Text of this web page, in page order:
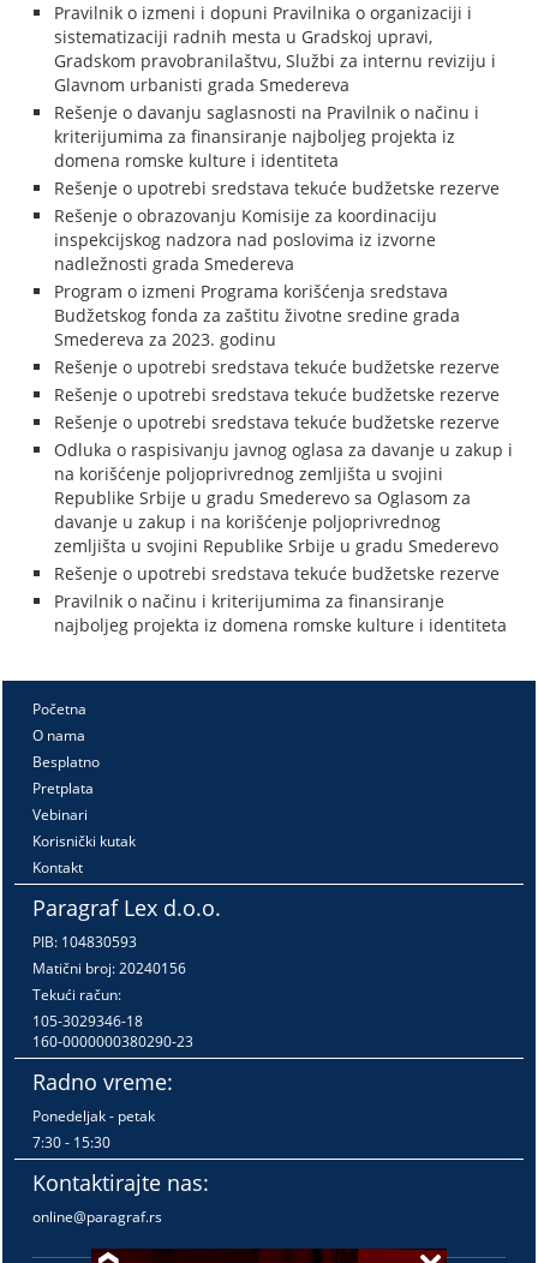
Pravilnik o izmeni i dopuni Pravilnika o organizaciji i
sistematizaciji radnih mesta u Gradskoj upravi,
Gradskom pravobranilaštvu, Službi za internu reviziju i
Glavnom urbanisti grada Smedereva
Rešenje o davanju saglasnosti na Pravilnik o načinu i
kriterijumima za finansiranje najboljeg projekta iz
domena romske kulture i identiteta
Rešenje o upotrebi sredstava tekuće budžetske rezerve
Rešenje o obrazovanju Komisije za koordinaciju
inspekcijskog nadzora nad poslovima iz izvorne
nadležnosti grada Smedereva
Program o izmeni Programa korišćenja sredstava
Budžetskog fonda za zaštitu životne sredine grada
Smedereva za 2023. godinu
Rešenje o upotrebi sredstava tekuće budžetske rezerve
Rešenje o upotrebi sredstava tekuće budžetske rezerve
Rešenje o upotrebi sredstava tekuće budžetske rezerve
Odluka o raspisivanju javnog oglasa za davanje u zakup i
na korišćenje poljoprivrednog zemljišta u svojini
Republike Srbije u gradu Smederevo sa Oglasom za
davanje u zakup i na korišćenje poljoprivrednog
zemljišta u svojini Republike Srbije u gradu Smederevo
Rešenje o upotrebi sredstava tekuće budžetske rezerve
Pravilnik o načinu i kriterijumima za finansiranje
najboljeg projekta iz domena romske kulture i identiteta
Početna
O nama
Besplatno
Pretplata
Vebinari
Korisnički kutak
Kontakt
Paragraf Lex d.o.o.
PIB: 104830593
Matični broj: 20240156
Tekući račun:
105-3029346-18
160-0000000380290-23
Radno vreme:
Ponedeljak - petak
7:30 - 15:30
Kontaktirajte nas:
online@paragraf.rs